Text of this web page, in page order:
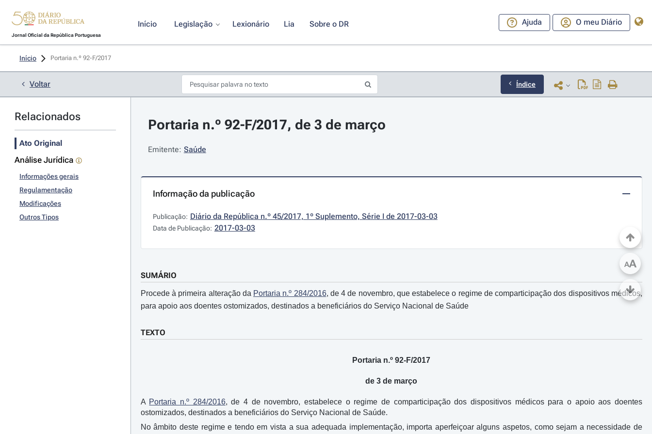
Jornal Oficial da República Portuguesa
Início Legislação Lexionário Lia Sobre o DR Ajuda O meu Diário
Início Portaria n.º 92-F/2017
Voltar Índice
Relacionados
Ato Original
Análise Jurídica
Informações gerais
Regulamentação
Modificações
Outros Tipos
Portaria n.º 92-F/2017, de 3 de março
Emitente: Saúde
Informação da publicação
Publicação: Diário da República n.º 45/2017, 1º Suplemento, Série I de 2017-03-03
Data de Publicação: 2017-03-03
SUMÁRIO
Procede à primeira alteração da Portaria n.º 284/2016, de 4 de novembro, que estabelece o regime de comparticipação dos dispositivos médicos,
para apoio aos doentes ostomizados, destinados a beneficiários do Serviço Nacional de Saúde
TEXTO
Portaria n.º 92-F/2017
de 3 de março
A Portaria n.º 284/2016, de 4 de novembro, estabelece o regime de comparticipação dos dispositivos médicos para o apoio aos doentes
ostomizados, destinados a beneficiários do Serviço Nacional de Saúde.
No âmbito deste regime e tendo em vista a sua adequada implementação, importa aperfeiçoar alguns aspetos, como sejam a necessidade de
AA